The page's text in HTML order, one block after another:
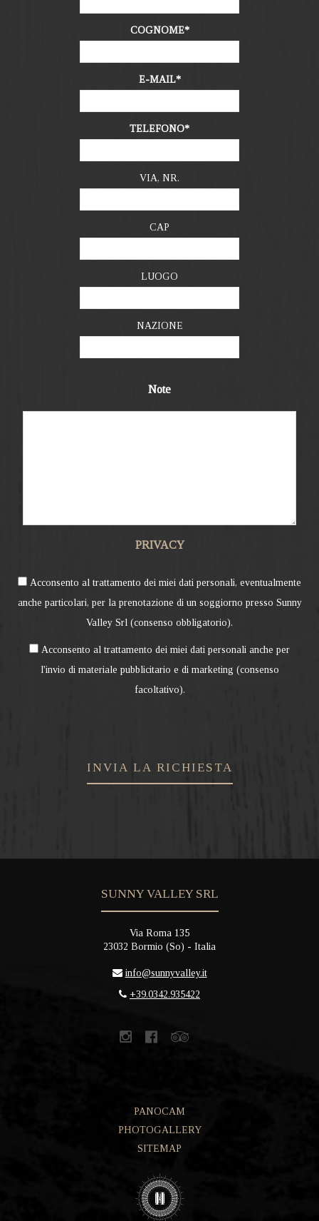
COGNOME
E-MAIL
TELEFONO
VIA, NR.
CAP
LUOGO
NAZIONE
Note
PRIVACY
anche particolari, per la prenotazione di un soggiorno presso Sunny
Valley Srl (consenso obbligatorio).
l'invio di materiale pubblicitario e di marketing (consenso
facoltativo).
INVIA LA RICHIESTA
SUNNY VALLEY SRL
Via Roma 135
23032 Bormio (So) - Italia
info@sunnyvalley.it
+39.0342.935422
PANOCAM
PHOTOGALLERY
SITEMAP